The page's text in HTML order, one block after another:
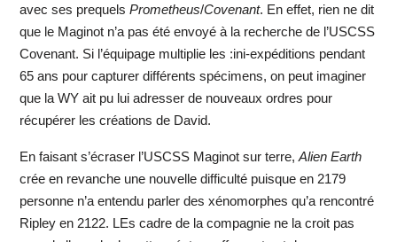
avec ses prequels Prometheus/Covenant. En effet, rien ne dit
que le Maginot n’a pas été envoyé à la recherche de l’USCSS
Covenant. Si l’équipage multiplie les :ini-expéditions pendant
65 ans pour capturer différents spécimens, on peut imaginer
que la WY ait pu lui adresser de nouveaux ordres pour
récupérer les créations de David.
En faisant s’écraser l’USCSS Maginot sur terre, Alien Earth
crée en revanche une nouvelle difficulté puisque en 2179
personne n’a entendu parler des xénomorphes qu’a rencontré
Ripley en 2122. LEs cadre de la compagnie ne la croit pas